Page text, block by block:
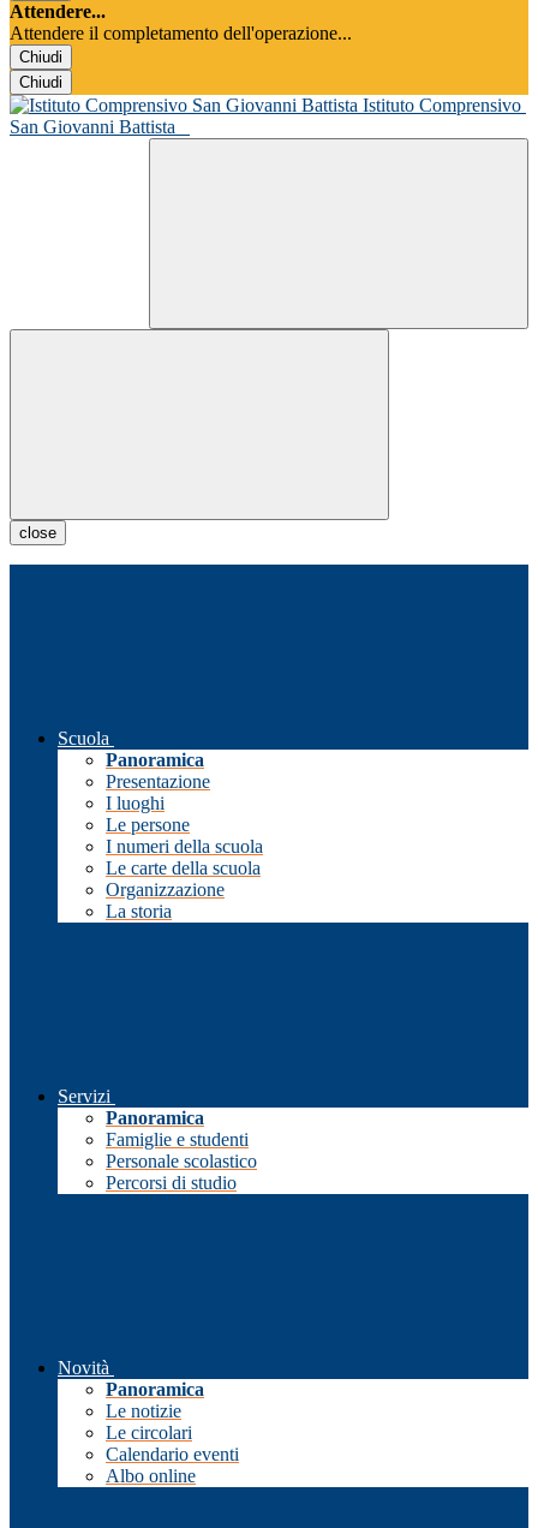
Attendere...
Attendere il completamento dell'operazione...
Chiudi
Chiudi
Istituto Comprensivo
San Giovanni Battista
close
Scuola
Panoramica
Presentazione
I luoghi
Le persone
I numeri della scuola
Le carte della scuola
Organizzazione
La storia
Servizi
Panoramica
Famiglie e studenti
Personale scolastico
Percorsi di studio
Novità
Panoramica
Le notizie
Le circolari
Calendario eventi
Albo online